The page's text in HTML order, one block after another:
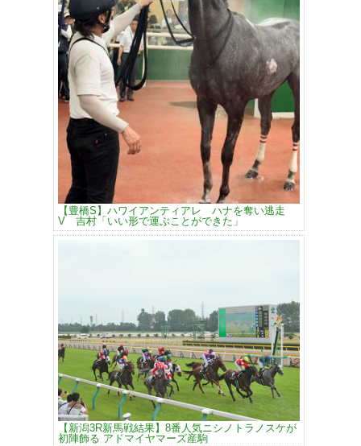
【豊橋S】ハワイアンティアレ ハナを奪い逃走
V 吉村「いい形で運ぶことができた」
【新潟3R新馬戦結果】8番人気ニシノトラノスケが
初陣飾る アドマイヤマーズ産駒